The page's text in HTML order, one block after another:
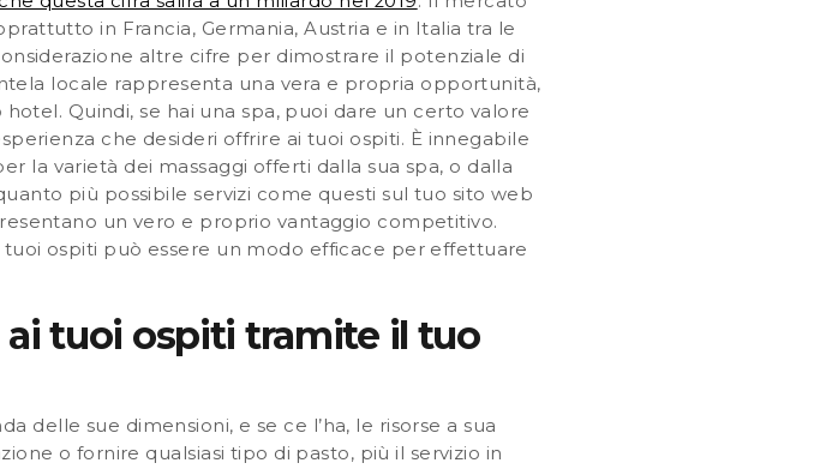
in Francia, Germania, Austria e in Italia tra le
altre cifre per dimostrare il potenziale di
locale rappresenta una vera e propria opportunità,
Quindi, se hai una spa, puoi dare un certo valore
che desideri offrire ai tuoi ospiti. È innegabile
la varietà dei massaggi offerti dalla sua spa, o dalla
più possibile servizi come questi sul tuo sito web
un vero e proprio vantaggio competitivo.
ospiti può essere un modo efficace per effettuare
ai tuoi ospiti tramite il tuo
delle sue dimensioni, e se ce l’ha, le risorse a sua
o fornire qualsiasi tipo di pasto, più il servizio in